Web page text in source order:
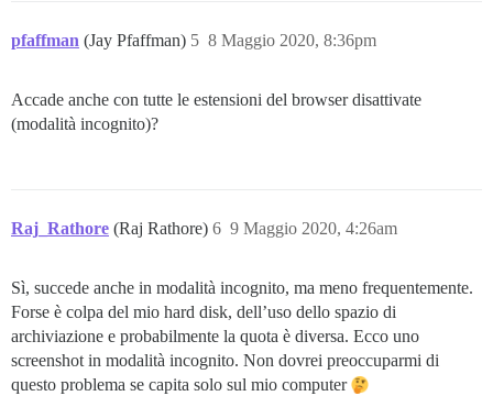
pfaffman (Jay Pfaffman) 8 Maggio 2020, 8:36pm
5
Accade anche con tutte le estensioni del browser disattivate
(modalità incognito)?
Raj_Rathore (Raj Rathore) 9 Maggio 2020, 4:26am
6
Sì, succede anche in modalità incognito, ma meno frequentemente.
Forse è colpa del mio hard disk, dell’uso dello spazio di
archiviazione e probabilmente la quota è diversa. Ecco uno
screenshot in modalità incognito. Non dovrei preoccuparmi di
questo problema se capita solo sul mio computer